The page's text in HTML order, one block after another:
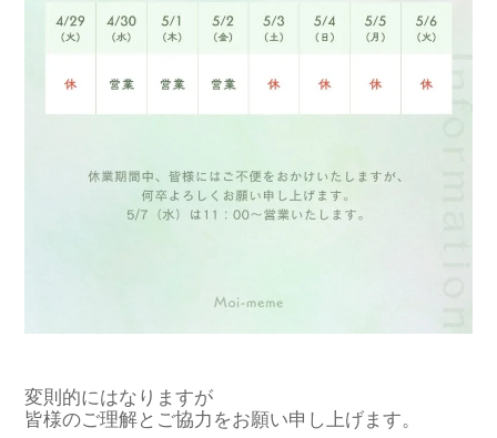
変則的にはなりますが
皆様のご理解とご協力をお願い申し上げます。